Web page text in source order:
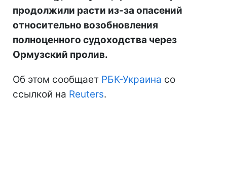
продолжили расти из-за опасений
относительно возобновления
полноценного судоходства через
Ормузский пролив.
Об этом сообщает РБК-Украина со
ссылкой на Reuters.